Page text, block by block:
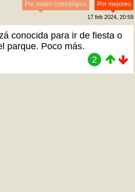
Por mejores
Por orden cronológico
17 feb 2024, 20:59
conocida para ir de fiesta o
parque. Poco más.
2